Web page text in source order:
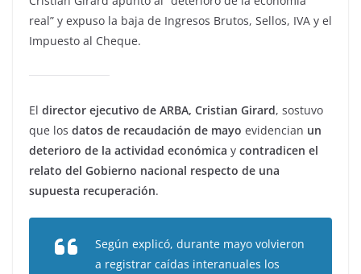
real” y expuso la baja de Ingresos Brutos, Sellos, IVA y el
Impuesto al Cheque.
El director ejecutivo de ARBA, Cristian Girard, sostuvo
que los datos de recaudación de mayo evidencian un
deterioro de la actividad económica y contradicen el
relato del Gobierno nacional respecto de una
supuesta recuperación.
Según explicó, durante mayo volvieron
a registrar caídas interanuales los